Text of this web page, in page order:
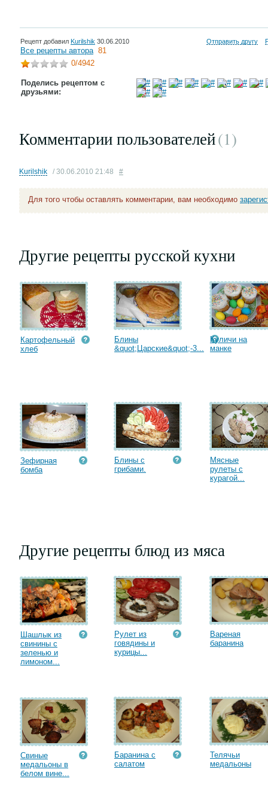
Рецепт добавил Kurilshik 30.06.2010 Отправить другу
Все рецепты автора 81
0/4942
Поделись рецептом с
друзьями:
Комментарии пользователей(1)
Kurilshik / 30.06.2010 21:48 #
Для того чтобы оставлять комментарии, вам необходимо
Другие рецепты русской кухни
Картофельный
хлеб
Блины
&quot;Царские&quot;-3...
Куличи на
манке
Зефирная
бомба
Блины с
грибами.
Мясные
рулеты с
курагой...
Другие рецепты блюд из мяса
Шашлык из
свинины с
зеленью и
лимоном...
Рулет из
говядины и
курицы...
Вареная
баранина
Свиные
медальоны в
белом вине...
Баранина с
салатом
Телячьи
медальоны